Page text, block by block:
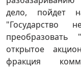
дело, пойдет
"Государство
преобразовать
открытое
фракция